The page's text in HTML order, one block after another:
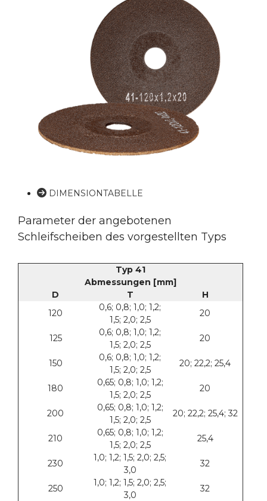
DIMENSIONTABELLE
Parameter der angebotenen
Schleifscheiben des vorgestellten Typs
Typ 41
Abmessungen [mm]
D
T
H
120
0,6; 0,8; 1,0; 1,2;
1,5; 2,0; 2,5
20
125
0,6; 0,8; 1,0; 1,2;
1,5; 2,0; 2,5
20
150
0,6; 0,8; 1,0; 1,2;
1,5; 2,0; 2,5
20; 22,2; 25,4
180
0,65; 0,8; 1,0; 1,2;
1,5; 2,0; 2,5
20
200
0,65; 0,8; 1,0; 1,2;
1,5; 2,0; 2,5
20; 22,2; 25,4; 32
210
0,65; 0,8; 1,0; 1,2;
1,5; 2,0; 2,5
25,4
230
1,0; 1,2; 1,5; 2,0; 2,5;
3,0
32
250
1,0; 1,2; 1,5; 2,0; 2,5;
3,0
32